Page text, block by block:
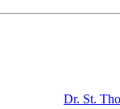
Dr. St.